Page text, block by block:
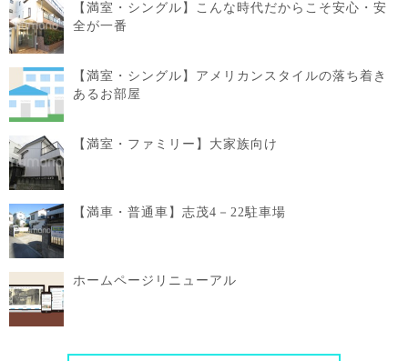
【満室・シングル】こんな時代だからこそ安心・安
全が一番
【満室・シングル】アメリカンスタイルの落ち着き
あるお部屋
【満室・ファミリー】大家族向け
【満車・普通車】志茂4－22駐車場
ホームページリニューアル